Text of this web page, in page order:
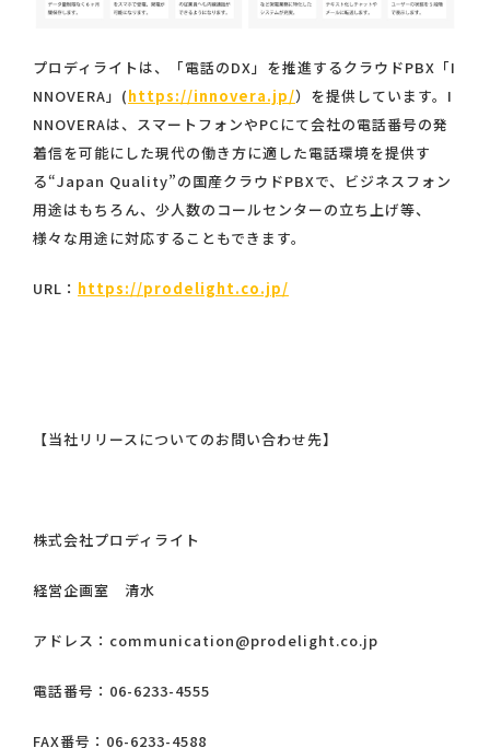
プロディライトは、「電話のDX」を推進するクラウドPBX「I
NNOVERA」(https://innovera.jp/）を提供しています。I
NNOVERAは、スマートフォンやPCにて会社の電話番号の発
着信を可能にした現代の働き方に適した電話環境を提供す
る“Japan Quality”の国産クラウドPBXで、ビジネスフォン
用途はもちろん、少人数のコールセンターの立ち上げ等、
様々な用途に対応することもできます。
URL： https://prodelight.co.jp/
【当社リリースについてのお問い合わせ先】
株式会社プロディライト
経営企画室 清水
アドレス：communication@prodelight.co.jp
電話番号：06-6233-4555
FAX番号：06-6233-4588